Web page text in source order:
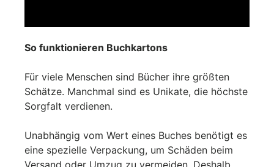
So funktionieren Buchkartons
Für viele Menschen sind Bücher ihre größten
Schätze. Manchmal sind es Unikate, die höchste
Sorgfalt verdienen.
Unabhängig vom Wert eines Buches benötigt es
eine spezielle Verpackung, um Schäden beim